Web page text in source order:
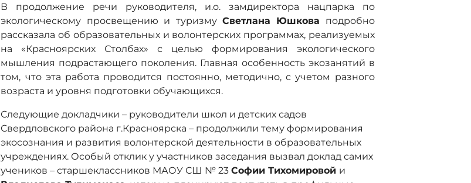
В продолжение речи руководителя, и.о. замдиректора нацпарка по
экологическому просвещению и туризму Светлана Юшкова подробно
рассказала об образовательных и волонтерских программах, реализуемых
на «Красноярских Столбах» с целью формирования экологического
мышления подрастающего поколения. Главная особенность экозанятий в
том, что эта работа проводится постоянно, методично, с учетом разного
возраста и уровня подготовки обучающихся.
Следующие докладчики – руководители школ и детских садов
Свердловского района г.Красноярска – продолжили тему формирования
экосознания и развития волонтерской деятельности в образовательных
учреждениях. Особый отклик у участников заседания вызвал доклад самих
учеников – старшеклассников МАОУ СШ № 23Софии Тихомировой и